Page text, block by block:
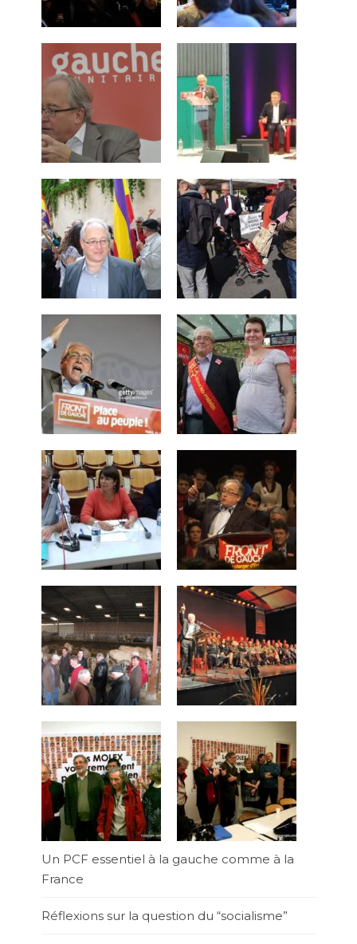
Un PCF essentiel à la gauche comme à la
France
Réflexions sur la question du “socialisme”